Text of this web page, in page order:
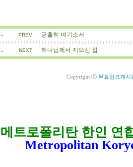
← PREV 긍휼히 여기소서
→ NEXT 하나님께서 지으신 집
Copyright ⓒ 무료링크게시
메트로폴리탄 한인 연
Metropolitan